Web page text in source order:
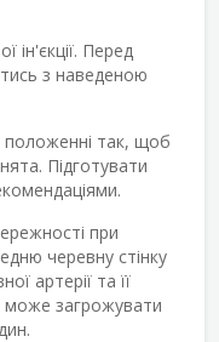
ін'єкції. Перед
з наведеною
положенні так, щоб
Підготувати
при
черевну стінку
артерії та її
може загрожувати